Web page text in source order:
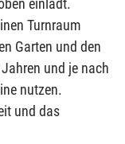
einlädt.
Turnraum
Garten und den
und je nach
nutzen.
und das